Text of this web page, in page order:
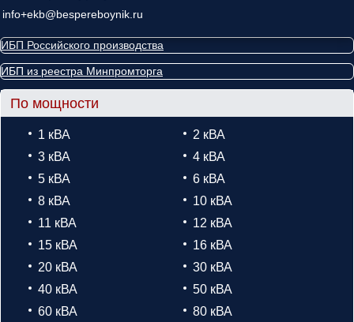
info+ekb@bespereboynik.ru
ИБП Российского производства
ИБП из реестра Минпромторга
По мощности
1 кВА
2 кВА
3 кВА
4 кВА
5 кВА
6 кВА
8 кВА
10 кВА
11 кВА
12 кВА
15 кВА
16 кВА
20 кВА
30 кВА
40 кВА
50 кВА
60 кВА
80 кВА